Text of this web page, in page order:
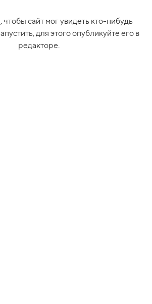
чтобы сайт мог увидеть кто-нибудь
для этого опубликуйте его в
редакторе.